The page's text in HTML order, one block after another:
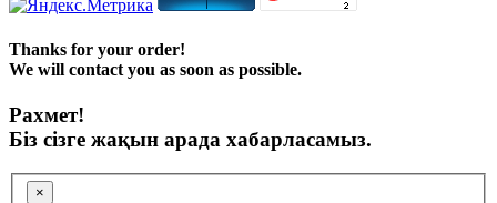
Thanks for your order!
We will contact you as soon as possible.
Рахмет!
Біз сізге жақын арада хабарласамыз.
×